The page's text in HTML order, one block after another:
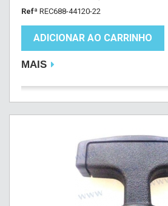
Refª REC688-44120-22
ADICIONAR AO CARRINHO
MAIS